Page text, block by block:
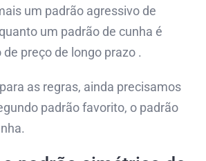
um padrão agressivo de
um padrão de cunha é
preço de longo prazo .
as regras, ainda precisamos
padrão favorito, o padrão